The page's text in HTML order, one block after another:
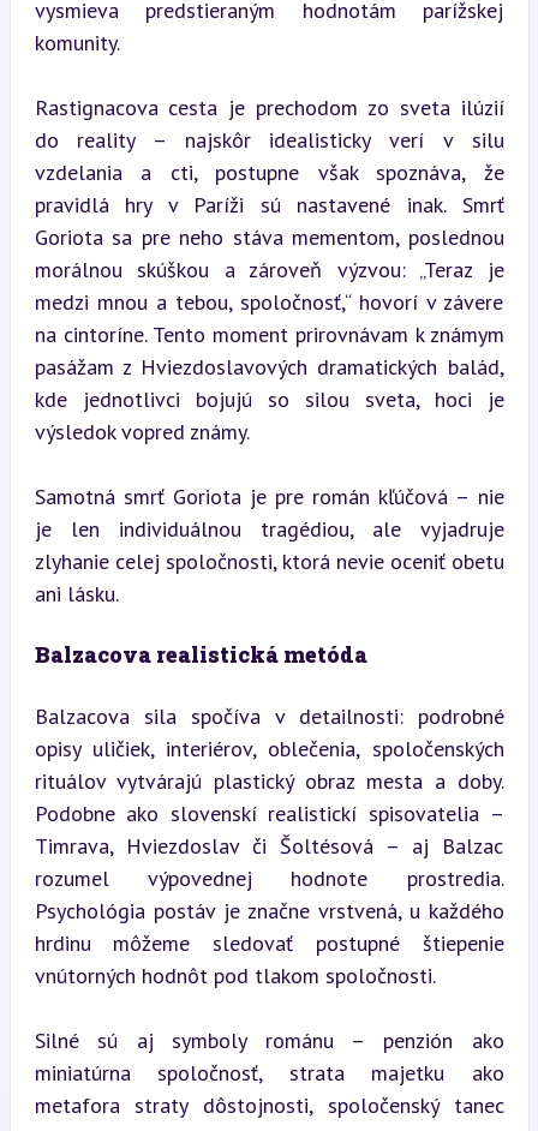
vysmieva predstieraným hodnotám parížskej
komunity.
Rastignacova cesta je prechodom zo sveta ilúzií
do reality – najskôr idealisticky verí v silu
vzdelania a cti, postupne však spoznáva, že
pravidlá hry v Paríži sú nastavené inak. Smrť
Goriota sa pre neho stáva mementom, poslednou
morálnou skúškou a zároveň výzvou: „Teraz je
medzi mnou a tebou, spoločnosť,“ hovorí v závere
na cintoríne. Tento moment prirovnávam k známym
pasážam z Hviezdoslavových dramatických balád,
kde jednotlivci bojujú so silou sveta, hoci je
výsledok vopred známy.
Samotná smrť Goriota je pre román kľúčová – nie
je len individuálnou tragédiou, ale vyjadruje
zlyhanie celej spoločnosti, ktorá nevie oceniť obetu
ani lásku.
Balzacova realistická metóda
Balzacova sila spočíva v detailnosti: podrobné
opisy uličiek, interiérov, oblečenia, spoločenských
rituálov vytvárajú plastický obraz mesta a doby.
Podobne ako slovenskí realistickí spisovatelia –
Timrava, Hviezdoslav či Šoltésová – aj Balzac
rozumel výpovednej hodnote prostredia.
Psychológia postáv je značne vrstvená, u každého
hrdinu môžeme sledovať postupné štiepenie
vnútorných hodnôt pod tlakom spoločnosti.
Silné sú aj symboly románu – penzión ako
miniatúrna spoločnosť, strata majetku ako
metafora straty dôstojnosti, spoločenský tanec